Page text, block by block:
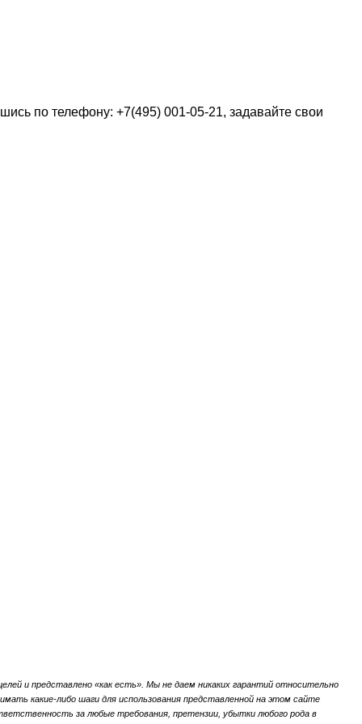
по телефону: +7(495) 001-05-21, задавайте свои
и представлено «как есть». Мы не даем никаких гарантий относительно
какие-либо шаги для использования представленной на этом сайте
за любые требования, претензии, убытки любого рода в